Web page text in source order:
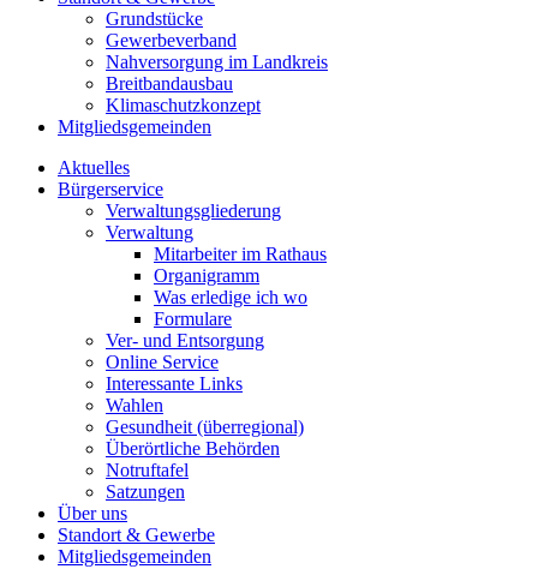
Grundstücke
Gewerbeverband
Nahversorgung im Landkreis
Breitbandausbau
Klimaschutzkonzept
Mitgliedsgemeinden
Aktuelles
Bürgerservice
Verwaltungsgliederung
Verwaltung
Mitarbeiter im Rathaus
Organigramm
Was erledige ich wo
Formulare
Ver- und Entsorgung
Online Service
Interessante Links
Wahlen
Gesundheit (überregional)
Überörtliche Behörden
Notruftafel
Satzungen
Über uns
Standort & Gewerbe
Mitgliedsgemeinden